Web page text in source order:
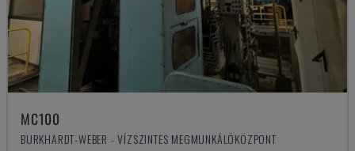
MC100
BURKHARDT-WEBER - VÍZSZINTES MEGMUNKÁLÓKÖZPONT